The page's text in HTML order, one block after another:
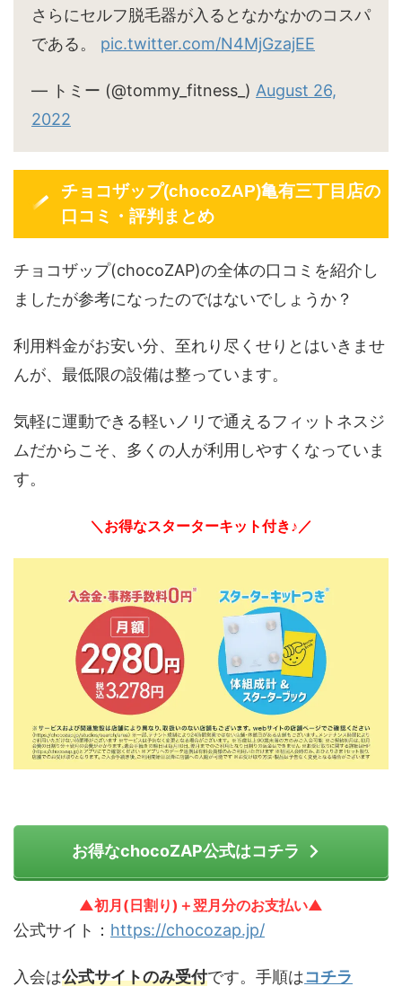
さらにセルフ脱毛器が入るとなかなかのコスパ
である。 pic.twitter.com/N4MjGzajEE
— トミー (@tommy_fitness_) August 26,
2022
チョコザップ(chocoZAP)亀有三丁目店の
口コミ・評判まとめ
チョコザップ(chocoZAP)の全体の口コミを紹介し
ましたが参考になったのではないでしょうか？
利用料金がお安い分、至れり尽くせりとはいきませ
んが、最低限の設備は整っています。
気軽に運動できる軽いノリで通えるフィットネスジ
ムだからこそ、多くの人が利用しやすくなっていま
す。
＼お得なスターターキット付き♪／
お得なchocoZAP公式はコチラ
▲初月(日割り)＋翌月分のお支払い▲
公式サイト： https://chocozap.jp/
入会は公式サイトのみ受付です。手順はコチラ